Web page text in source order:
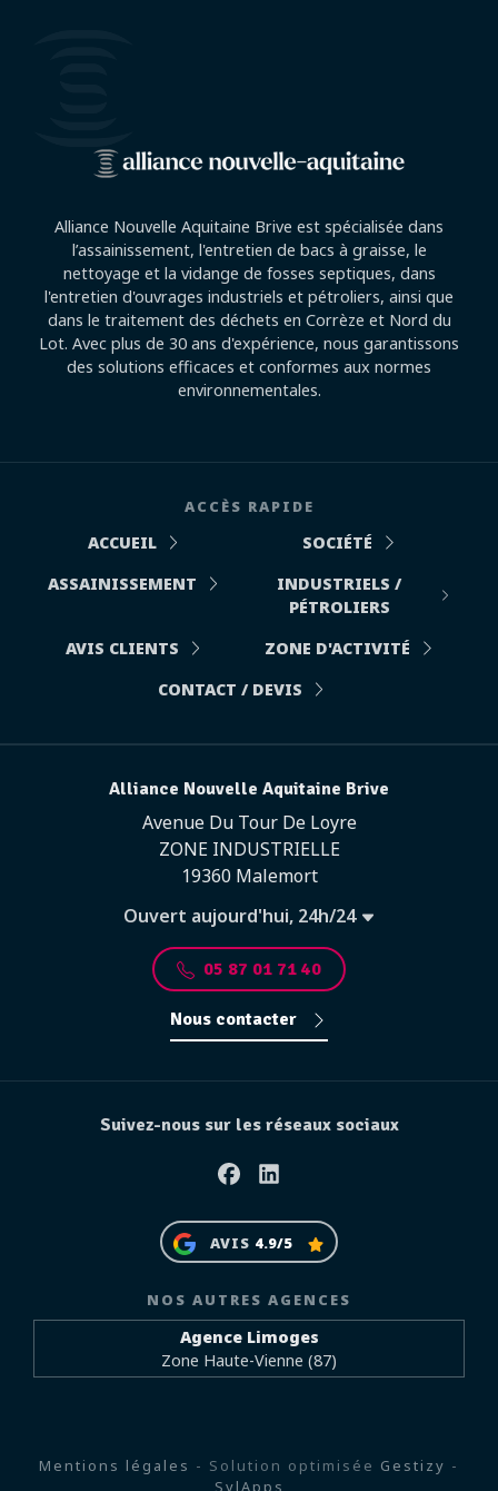
Alliance Nouvelle Aquitaine Brive est spécialisée dans
l’assainissement, l'entretien de bacs à graisse, le
nettoyage et la vidange de fosses septiques, dans
l'entretien d'ouvrages industriels et pétroliers, ainsi que
dans le traitement des déchets en Corrèze et Nord du
Lot. Avec plus de 30 ans d'expérience, nous garantissons
des solutions efficaces et conformes aux normes
environnementales.
ACCÈS RAPIDE
ACCUEIL
SOCIÉTÉ
ASSAINISSEMENT
INDUSTRIELS /
PÉTROLIERS
AVIS CLIENTS
ZONE D'ACTIVITÉ
CONTACT / DEVIS
Alliance Nouvelle Aquitaine Brive
Avenue Du Tour De Loyre
ZONE INDUSTRIELLE
19360 Malemort
Ouvert aujourd'hui, 24h/24
05 87 01 71 40
Nous contacter
Suivez-nous sur les réseaux sociaux
FacebookLinkedin
AVIS 4.9/5
NOS AUTRES AGENCES
Agence Limoges
Zone Haute-Vienne (87)
Mentions légales - Solution optimisée Gestizy -
SylApps